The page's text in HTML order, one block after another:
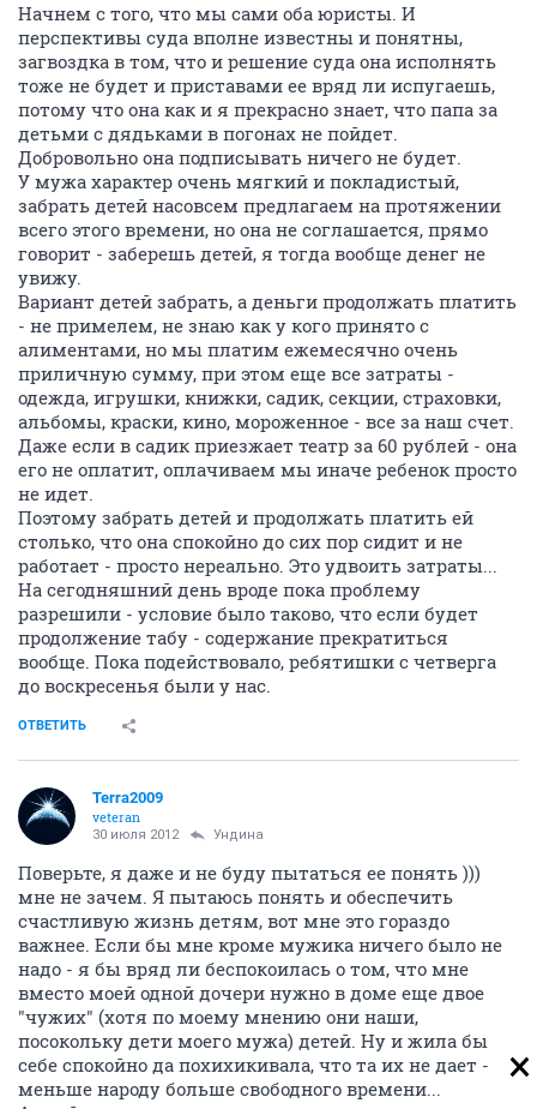
Начнем с того, что мы сами оба юристы. И
перспективы суда вполне известны и понятны,
загвоздка в том, что и решение суда она исполнять
тоже не будет и приставами ее вряд ли испугаешь,
потому что она как и я прекрасно знает, что папа за
детьми с дядьками в погонах не пойдет.
Добровольно она подписывать ничего не будет.
У мужа характер очень мягкий и покладистый,
забрать детей насовсем предлагаем на протяжении
всего этого времени, но она не соглашается, прямо
говорит - заберешь детей, я тогда вообще денег не
увижу.
Вариант детей забрать, а деньги продолжать платить
- не примелем, не знаю как у кого принято с
алиментами, но мы платим ежемесячно очень
приличную сумму, при этом еще все затраты -
одежда, игрушки, книжки, садик, секции, страховки,
альбомы, краски, кино, мороженное - все за наш счет.
Даже если в садик приезжает театр за 60 рублей - она
его не оплатит, оплачиваем мы иначе ребенок просто
не идет.
Поэтому забрать детей и продолжать платить ей
столько, что она спокойно до сих пор сидит и не
работает - просто нереально. Это удвоить затраты...
На сегодняшний день вроде пока проблему
разрешили - условие было таково, что если будет
продолжение табу - содержание прекратиться
вообще. Пока подействовало, ребятишки с четверга
до воскресенья были у нас.
ОТВЕТИТЬ
Terra2009
veteran
30 июля 2012 Ундинa
Поверьте, я даже и не буду пытаться ее понять )))
мне не зачем. Я пытаюсь понять и обеспечить
счастливую жизнь детям, вот мне это гораздо
важнее. Если бы мне кроме мужика ничего было не
надо - я бы вряд ли беспокоилась о том, что мне
вместо моей одной дочери нужно в доме еще двое
"чужих" (хотя по моему мнению они наши,
посокольку дети моего мужа) детей. Ну и жила бы
себе спокойно да похихикивала, что та их не дает -
меньше народу больше свободного времени...